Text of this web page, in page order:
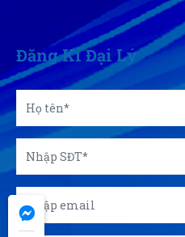
Đăng Kí Đại Lý